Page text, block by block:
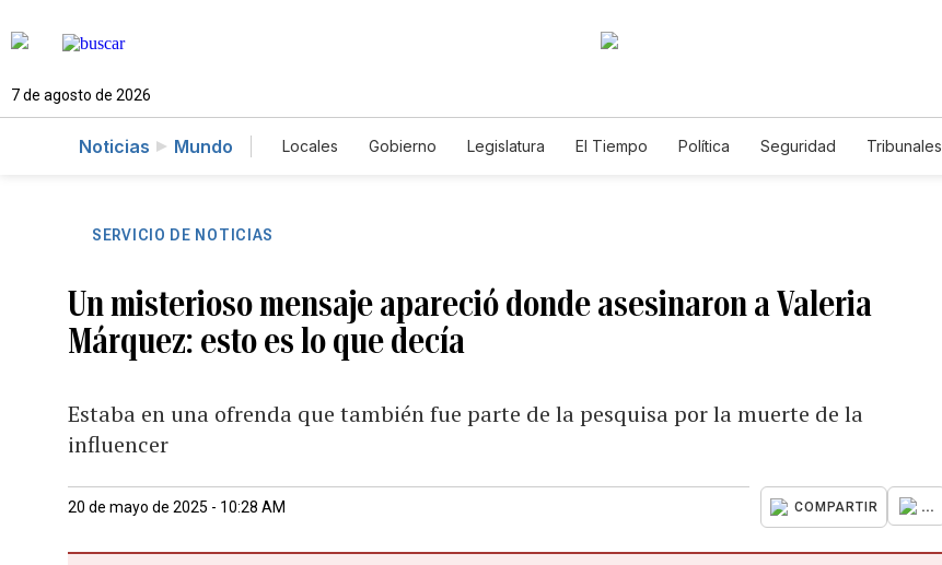
7 de agosto de 2026
Noticias Mundo Locales Gobierno Legislatura El Tiempo Política Seguridad Tribunales
SERVICIO DE NOTICIAS
Un misterioso mensaje apareció donde asesinaron a Valeria
Márquez: esto es lo que decía
Estaba en una ofrenda que también fue parte de la pesquisa por la muerte de la
influencer
20 de mayo de 2025 - 10:28 AM COMPARTIR ...